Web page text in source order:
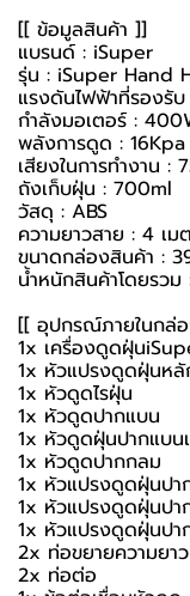
[[ ข้อมูลสินค้า ]]
แบรนด์ : iSuper
รุ่น : iSuper Hand
แรงดันไฟฟ้าที่รองรั
กำลังมอเตอร์ :
พลังการดูด : 16Kpa
เสียงในการทำงาน :
ถังเก็บฝุ่น : 700ml
วัสดุ : ABS
ความยาวสาย : 4 เม
ขนาดกล่องสินค้า :
น้ำหนักสินค้าโดยรวม
[[ อุปกรณ์ภายในกล่
1x เครื่องดูดฝุ่น
1x หัวแปรงดูดฝุ่นห
1x หัวดูดไรฝุ่น
1x หัวดูดปากแบน
1x หัวดูดฝุ่นปากแบน
1x หัวดูดปากกลม
1x หัวแปรงดูดฝุ่นปา
1x หัวแปรงดูดฝุ่นปา
1x หัวแปรงดูดฝุ่นป
2x ท่อขยายความยาว
2x ท่อต่อ